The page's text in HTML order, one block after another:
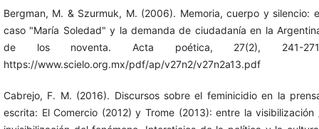
Bergman, M. & Szurmuk, M. (2006). Memoria, cuerpo y silencio:
caso "María Soledad" y la demanda de ciudadanía en la
de los noventa. Acta poética, 27(2), 241-
https://www.scielo.org.mx/pdf/ap/v27n2/v27n2a13.pdf
Cabrejo, F. M. (2016). Discursos sobre el feminicidio en la
escrita: El Comercio (2012) y Trome (2013): entre la visibilización